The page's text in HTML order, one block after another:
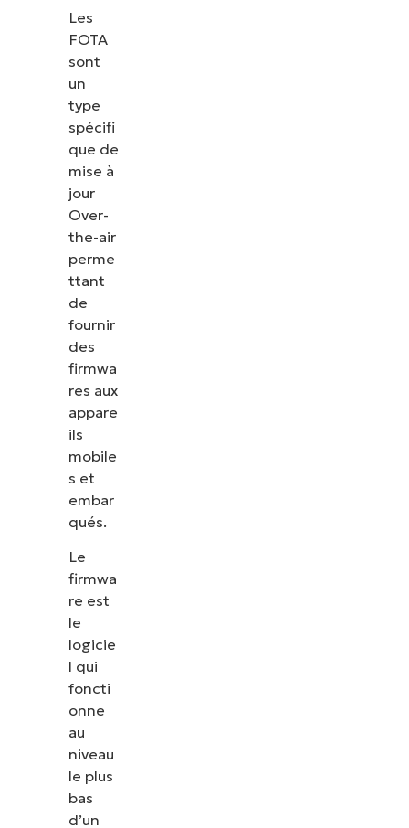
Les
FOTA
sont
un
type
spécifi
que de
mise à
jour
Over-
the-air
perme
ttant
de
fournir
des
firmwa
res aux
appare
ils
mobile
s et
embar
qués.
Le
firmwa
re est
le
logicie
l qui
foncti
onne
au
niveau
le plus
bas
d’un